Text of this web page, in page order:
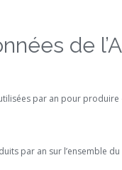
de
par an pour
par an sur l’ensemble